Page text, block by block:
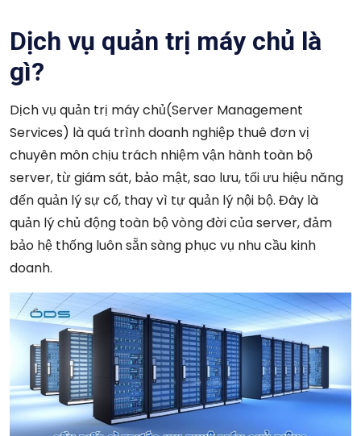
Dịch vụ quản trị máy chủ là
gì?
Dịch vụ quản trị máy chủ(Server Management
Services) là quá trình doanh nghiệp thuê đơn vị
chuyên môn chịu trách nhiệm vận hành toàn bộ
server, từ giám sát, bảo mật, sao lưu, tối ưu hiệu năng
đến quản lý sự cố, thay vì tự quản lý nội bộ. Đây là
quản lý chủ động toàn bộ vòng đời của server, đảm
bảo hệ thống luôn sẵn sàng phục vụ nhu cầu kinh
doanh.